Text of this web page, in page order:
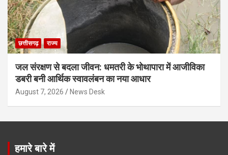
छत्तीसगढ़ राज्य
जल संरक्षण से बदला जीवन: धमतरी के भोथापारा में आजीविका
डबरी बनी आर्थिक स्वावलंबन का नया आधार
August 7, 2026 News Desk
हमारे बारे में